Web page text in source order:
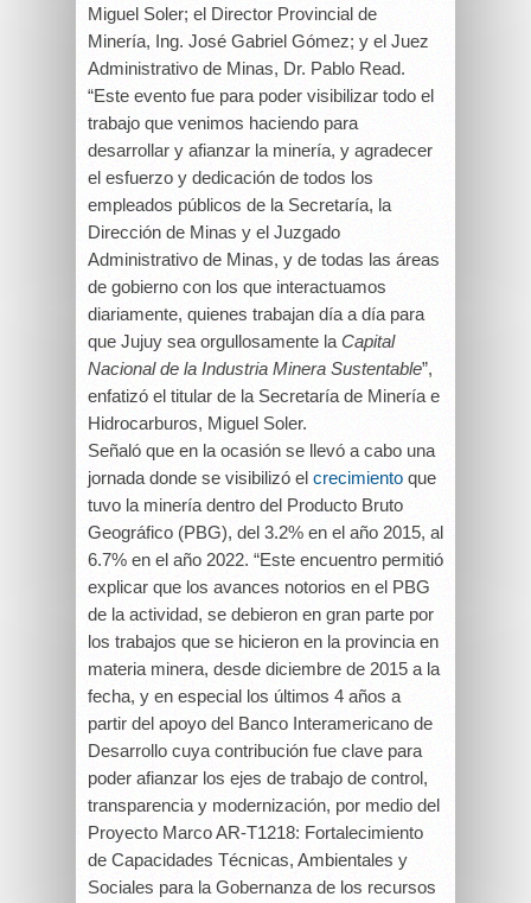
Miguel Soler; el Director Provincial de
Minería, Ing. José Gabriel Gómez; y el Juez
Administrativo de Minas, Dr. Pablo Read.
“Este evento fue para poder visibilizar todo el
trabajo que venimos haciendo para
desarrollar y afianzar la minería, y agradecer
el esfuerzo y dedicación de todos los
empleados públicos de la Secretaría, la
Dirección de Minas y el Juzgado
Administrativo de Minas, y de todas las áreas
de gobierno con los que interactuamos
diariamente, quienes trabajan día a día para
que Jujuy sea orgullosamente la Capital
Nacional de la Industria Minera Sustentable”,
enfatizó el titular de la Secretaría de Minería e
Hidrocarburos, Miguel Soler.
Señaló que en la ocasión se llevó a cabo una
jornada donde se visibilizó el crecimiento que
tuvo la minería dentro del Producto Bruto
Geográfico (PBG), del 3.2% en el año 2015, al
6.7% en el año 2022. “Este encuentro permitió
explicar que los avances notorios en el PBG
de la actividad, se debieron en gran parte por
los trabajos que se hicieron en la provincia en
materia minera, desde diciembre de 2015 a la
fecha, y en especial los últimos 4 años a
partir del apoyo del Banco Interamericano de
Desarrollo cuya contribución fue clave para
poder afianzar los ejes de trabajo de control,
transparencia y modernización, por medio del
Proyecto Marco AR-T1218: Fortalecimiento
de Capacidades Técnicas, Ambientales y
Sociales para la Gobernanza de los recursos